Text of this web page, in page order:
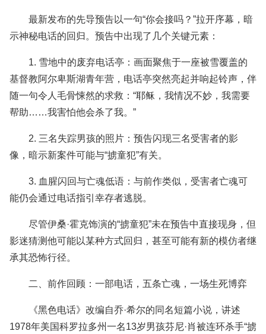
最新发布的先导预告以一句“你会接吗？”拉开序幕，暗
示神秘电话的回归。预告中出现了几个关键元素：
1. 雪地中的废弃电话亭：画面聚焦于一座被雪覆盖的
基督教阿尔卑斯湖青年营，电话亭突然亮起并响起铃声，伴
随一句令人毛骨悚然的求救：“耶稣，我情况不妙，我需要
帮助……我害怕他会杀了我。”
2. 三名失踪男孩的照片：预告闪现三名受害者的影
像，暗示新案件可能与“掳童犯”有关。
3. 血腥闪回与亡魂低语：与前作类似，受害者亡魂可
能仍会通过电话指引幸存者逃脱。
尽管伊桑·霍克饰演的“掳童犯”未在预告中直接现身，但
影迷猜测他可能以某种方式回归，甚至可能有新的模仿者继
承其恐怖行径。
二、前作回顾：一部电话，五条亡魂，一场生死博弈
《黑色电话》改编自乔·希尔的同名短篇小说，讲述
1978年美国科罗拉多州一名13岁男孩芬尼·肖被连环杀手“掳